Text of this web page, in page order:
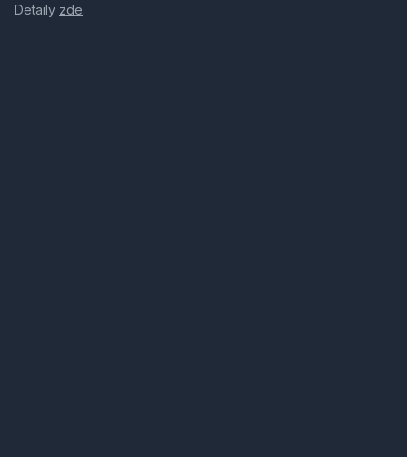
Detaily zde.